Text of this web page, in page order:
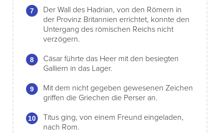
Der Wall des Hadrian, von den Römern in
der Provinz Britannien errichtet, konnte den
Untergang des römischen Reichs nicht
verzögern.
Cäsar führte das Heer mit den besiegten
Galliern in das Lager.
Mit dem nicht gegeben gewesenen Zeichen
griffen die Griechen die Perser an.
Titus ging, von einem Freund eingeladen,
nach Rom.